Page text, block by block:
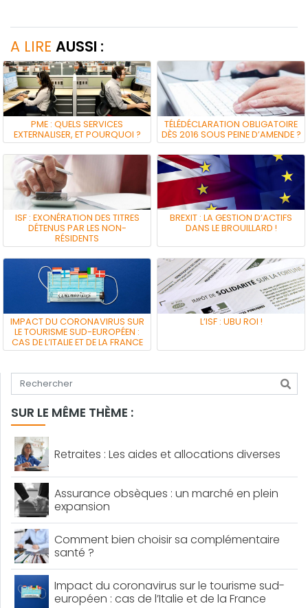
A LIRE AUSSI :
PME : QUELS SERVICES
EXTERNALISER, ET POURQUOI ?
TÉLÉDÉCLARATION OBLIGATOIRE
DÈS 2016 SOUS PEINE D’AMENDE ?
ISF : EXONÉRATION DES TITRES
DÉTENUS PAR LES NON-
RÉSIDENTS
BREXIT : LA GESTION D’ACTIFS
DANS LE BROUILLARD !
IMPACT DU CORONAVIRUS SUR
LE TOURISME SUD-EUROPÉEN :
CAS DE L’ITALIE ET DE LA FRANCE
L’ISF : UBU ROI !
Tapez votre recherche
SUR LE MÊME THÈME :
Retraites : Les aides et allocations diverses
Assurance obsèques : un marché en plein
expansion
Comment bien choisir sa complémentaire
santé ?
Impact du coronavirus sur le tourisme sud-
européen : cas de l’Italie et de la France